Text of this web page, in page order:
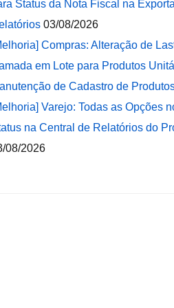
Status da Nota Fiscal na
03/08/2026
Compras: Alteração de
em Lote para Produtos
de Cadastro de
Varejo: Todas as Opções
na Central de Relatórios do
08/2026